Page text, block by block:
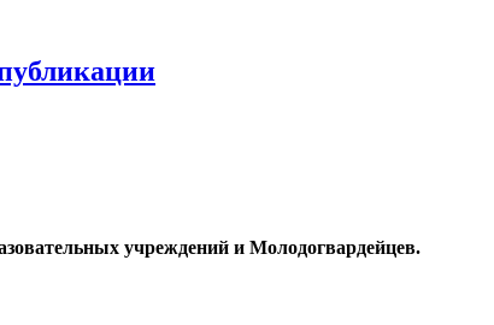
учреждений и Молодогвардейцев.